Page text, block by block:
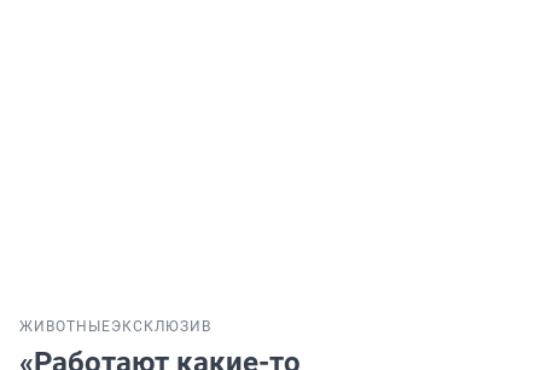
ЖИВОТНЫЕЭКСКЛЮЗИВ
«Работают какие-то